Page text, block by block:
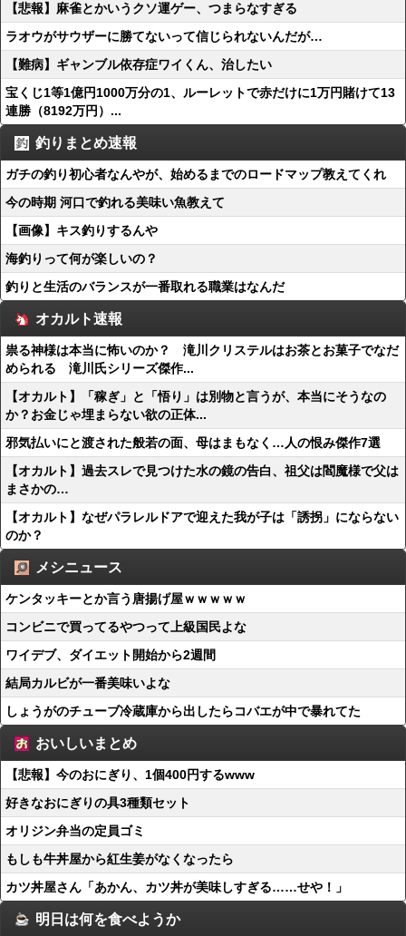
【悲報】麻雀とかいうクソ運ゲー、つまらなすぎる
ラオウがサウザーに勝てないって信じられないんだが…
【難病】ギャンブル依存症ワイくん、治したい
宝くじ1等1億円1000万分の1、ルーレットで赤だけに1万円賭けて13
連勝（8192万円）...
釣りまとめ速報
ガチの釣り初心者なんやが、始めるまでのロードマップ教えてくれ
今の時期 河口で釣れる美味い魚教えて
【画像】キス釣りするんや
海釣りって何が楽しいの？
釣りと生活のバランスが一番取れる職業はなんだ
オカルト速報
祟る神様は本当に怖いのか？ 滝川クリステルはお茶とお菓子でなだ
められる 滝川氏シリーズ傑作...
【オカルト】「稼ぎ」と「悟り」は別物と言うが、本当にそうなの
か？お金じゃ埋まらない欲の正体...
邪気払いにと渡された般若の面、母はまもなく…人の恨み傑作7選
【オカルト】過去スレで見つけた水の鏡の告白、祖父は閻魔様で父は
まさかの…
【オカルト】なぜパラレルドアで迎えた我が子は「誘拐」にならない
のか？
メシニュース
ケンタッキーとか言う唐揚げ屋ｗｗｗｗｗ
コンビニで買ってるやつって上級国民よな
ワイデブ、ダイエット開始から2週間
結局カルビが一番美味いよな
しょうがのチューブ冷蔵庫から出したらコバエが中で暴れてた
おいしいまとめ
【悲報】今のおにぎり、1個400円するwww
好きなおにぎりの具3種類セット
オリジン弁当の定員ゴミ
もしも牛丼屋から紅生姜がなくなったら
カツ丼屋さん「あかん、カツ丼が美味しすぎる……せや！」
明日は何を食べようか